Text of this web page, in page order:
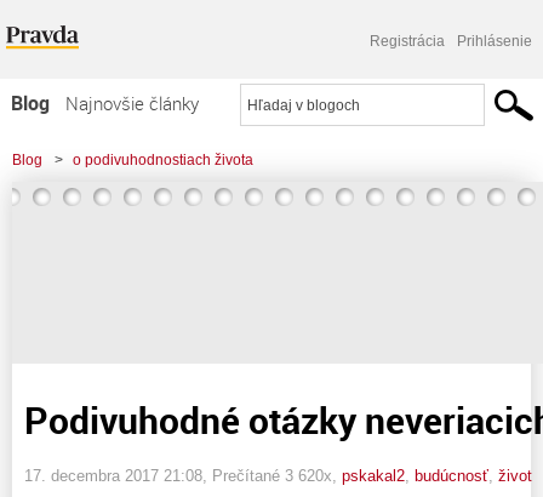
Registrácia Prihlásenie
Blog
Najnovšie články
Najčítanejšie články
Najkomentovanejšie články
Blog > o podivuhodnostiach života
> Podivuhodné otázky neveriacich pre Stvoriteľa
Podivuhodné otázky
17. decembra 2017 21:08 , Prečítané 3 620x, pskakal2 budúcnosť život